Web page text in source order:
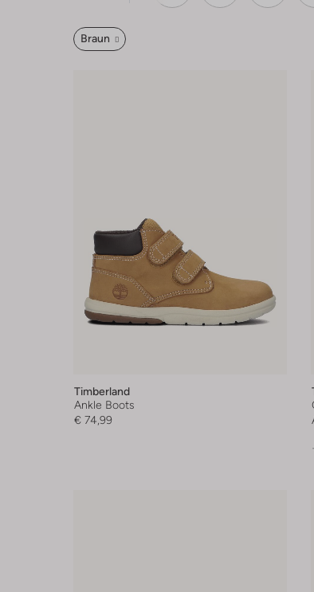
Braun
Timberland
Ankle Boots
€ 74,99